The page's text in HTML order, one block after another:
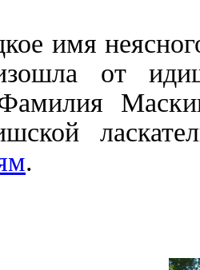
имя
от
.